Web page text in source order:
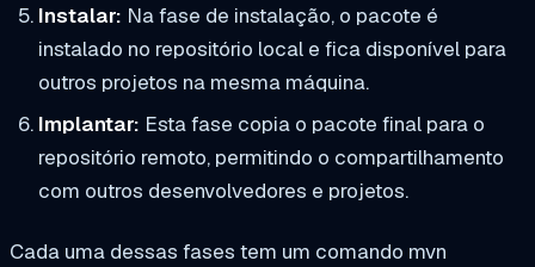
Instalar: Na fase de instalação, o pacote é
instalado no repositório local e fica disponível para
outros projetos na mesma máquina.
Implantar: Esta fase copia o pacote final para o
repositório remoto, permitindo o compartilhamento
com outros desenvolvedores e projetos.
Cada uma dessas fases tem um comando mvn